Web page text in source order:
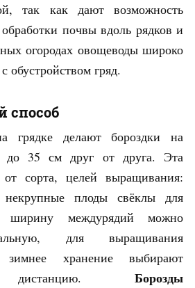
так как дают возможность
почвы вдоль рядков и
огородах овощеводы широко
обустройством гряд.
способ
грядке делают бороздки на
до 35 см друг от друга. Эта
от сорта, целей выращивания:
плоды свёклы для
ширину междурядий можно
для выращивания
хранение выбирают
Борозды